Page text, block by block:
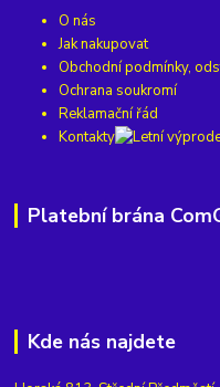
O nás
Jak nakupovat
Obchodní podmínky,
Ochrana soukromí
Reklamační řád
Kontakty
Platební brána
Kde nás najdete